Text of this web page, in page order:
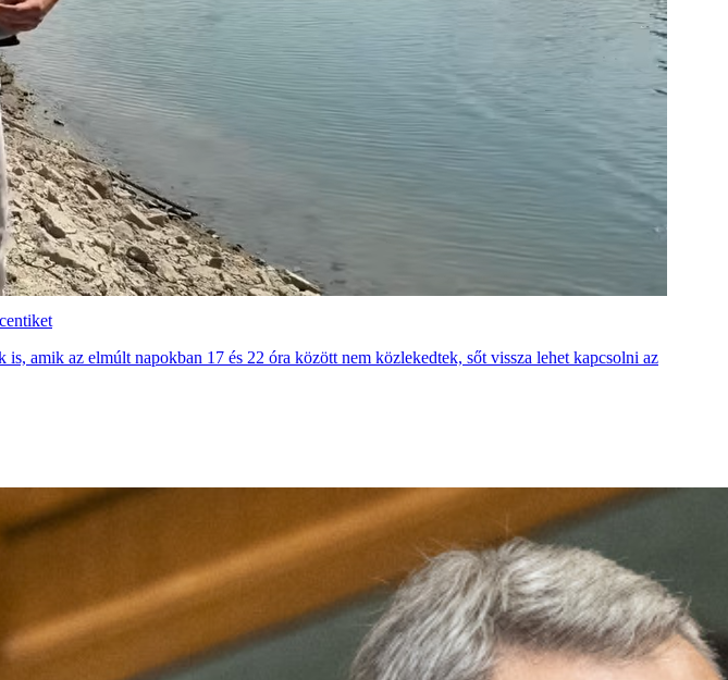
amik az elmúlt napokban 17 és 22 óra között nem közlekedtek, sőt vissza lehet kapcsolni az